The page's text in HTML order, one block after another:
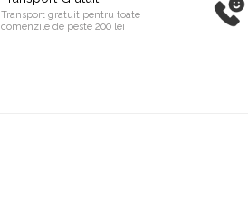
Transport gratuit pentru toate
comenzile de peste 200 lei